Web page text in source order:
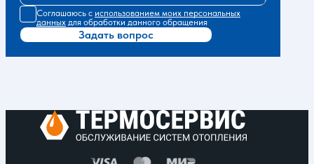
Соглашаюсь с использованием моих персональных
данных для обработки данного обращения
Задать вопрос